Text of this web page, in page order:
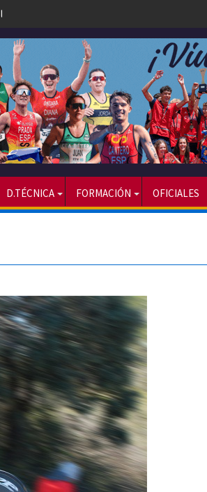
más numerosa hasta la fecha
D.TÉCNICA FORMACIÓN OFICIALES